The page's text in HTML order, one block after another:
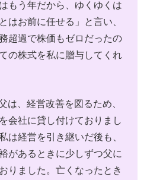
もう年だから、ゆくゆくは
はお前に任せる」と言い、
超過で株価もゼロだったの
の株式を私に贈与してくれ
は、経営改善を図るため、
会社に貸し付けておりまし
は経営を引き継いだ後も、
があるときに少しずつ父に
りました。亡くなったとき